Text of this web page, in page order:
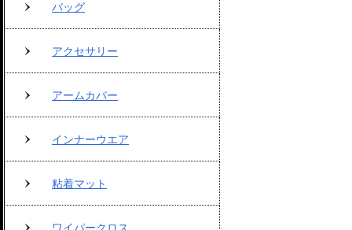
バッグ
アクセサリー
アームカバー
インナーウエア
粘着マット